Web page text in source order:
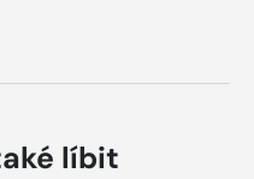
líbit